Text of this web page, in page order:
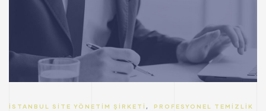
İSTANBUL SITE YÖNETIM ŞIRKETI ,PROFESYONEL TEMIZLIK